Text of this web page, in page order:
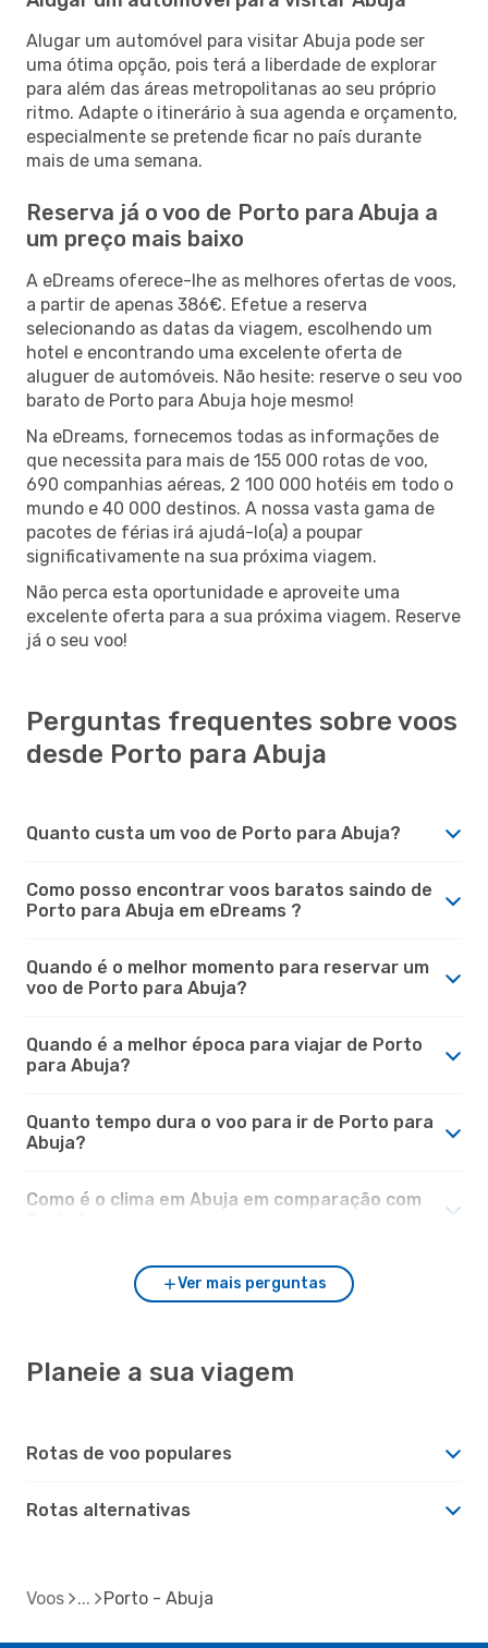
Alugar um automóvel para visitar Abuja pode ser
uma ótima opção, pois terá a liberdade de explorar
para além das áreas metropolitanas ao seu próprio
ritmo. Adapte o itinerário à sua agenda e orçamento,
especialmente se pretende ficar no país durante
mais de uma semana.
Reserva já o voo de Porto para Abuja a
um preço mais baixo
A eDreams oferece-lhe as melhores ofertas de voos,
a partir de apenas 386€. Efetue a reserva
selecionando as datas da viagem, escolhendo um
hotel e encontrando uma excelente oferta de
aluguer de automóveis. Não hesite: reserve o seu voo
barato de Porto para Abuja hoje mesmo!
Na eDreams, fornecemos todas as informações de
que necessita para mais de 155 000 rotas de voo,
690 companhias aéreas, 2 100 000 hotéis em todo o
mundo e 40 000 destinos. A nossa vasta gama de
pacotes de férias irá ajudá-lo(a) a poupar
significativamente na sua próxima viagem.
Não perca esta oportunidade e aproveite uma
excelente oferta para a sua próxima viagem. Reserve
já o seu voo!
Perguntas frequentes sobre voos
desde Porto para Abuja
Quanto custa um voo de Porto para Abuja?
Como posso encontrar voos baratos saindo de
Porto para Abuja em eDreams ?
Quando é o melhor momento para reservar um
voo de Porto para Abuja?
Quando é a melhor época para viajar de Porto
para Abuja?
Quanto tempo dura o voo para ir de Porto para
Abuja?
Como é o clima em Abuja em comparação com
Ver mais perguntas
Planeie a sua viagem
Rotas de voo populares
Rotas alternativas
Voos Porto - Abuja